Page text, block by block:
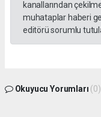
kanallarından
muhataplar haberi
editörü sorumlu
Okuyucu Yorumları (0)